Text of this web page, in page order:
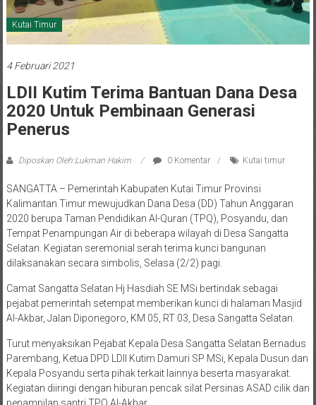
Kutai Timur
4 Februari 2021
LDII Kutim Terima Bantuan Dana Desa
2020 Untuk Pembinaan Generasi
Penerus
Diposkan Oleh:Lukman Hakim 0 Komentar Kutai timur
SANGATTA – Pemerintah Kabupaten Kutai Timur Provinsi
Kalimantan Timur mewujudkan Dana Desa (DD) Tahun Anggaran
2020 berupa Taman Pendidikan Al-Quran (TPQ), Posyandu, dan
Tempat Penampungan Air di beberapa wilayah di Desa Sangatta
Selatan. Kegiatan seremonial serah terima kunci bangunan
dilaksanakan secara simbolis, Selasa (2/2) pagi.
Camat Sangatta Selatan Hj Hasdiah SE MSi bertindak sebagai
pejabat pemerintah setempat memberikan kunci di halaman Masjid
Al-Akbar, Jalan Diponegoro, KM 05, RT 03, Desa Sangatta Selatan.
Turut menyaksikan Pejabat Kepala Desa Sangatta Selatan Bernadus
Parembang, Ketua DPD LDII Kutim Damuri SP MSi, Kepala Dusun dan
Kepala Posyandu serta pihak terkait lainnya beserta masyarakat.
Kegiatan diiringi dengan hiburan pencak silat Persinas ASAD cilik dan
penampilan santri TPQ Al-Akbar.